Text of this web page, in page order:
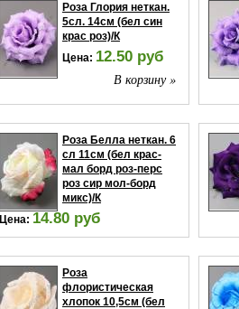
Роза Глория неткан.
5сл. 14см (бел син
крас роз)/К
Цена: 12.50 руб
В корзину »
Роза Белла неткан. 6
сл 11см (бел крас-
мал борд роз-перс
роз сир мол-борд
микс)/К
Цена: 14.80 руб
В корзину »
Роза
флористическая
хлопок 10,5см (бел